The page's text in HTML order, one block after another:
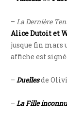
–La Dernière
Alice Dutoit et
jusque fin
affiche est
–Duellesde
–La Fille